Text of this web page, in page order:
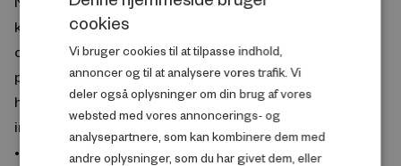
kun hver femte mand. Udover lavere lønninger i det
offentlige (dog ofte med højere arbejdsgi- verbetalte
pensionsbidrag), er pensioner i det offentlige også i
højere grad overenskomstbestemt, hvilket kan påvirke
investeringsform og -risiko.
• Kvinder er i gennemsnit mindre interesserede i
cookies
Vi bruger cookies til at tilpasse indhold,
annoncer og til at analysere vores trafik. Vi
deler også oplysninger om din brug af vores
websted med vores annoncerings- og
analysepartnere, som kan kombinere dem med
andre oplysninger, som du har givet dem, eller